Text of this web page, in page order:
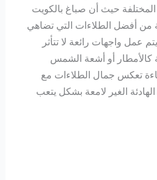
حيث أن صباغ بالكويت
أفضل الطلاءات التي تضاهي
عمل واجهات رائعة لا تتأثر
كالأمطار أو أشعة الشمس
تعكس جمال الطلاءات مع
الهادئة الغير لامعة بشكل يتعب